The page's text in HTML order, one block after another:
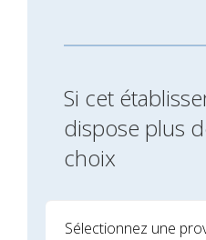
Si cet
dispose plus
choix